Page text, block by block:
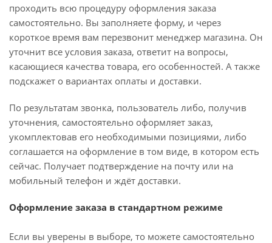
проходить всю процедуру оформления заказа
самостоятельно. Вы заполняете форму, и через
короткое время вам перезвонит менеджер магазина. Он
уточнит все условия заказа, ответит на вопросы,
касающиеся качества товара, его особенностей. А также
подскажет о вариантах оплаты и доставки.
По результатам звонка, пользователь либо, получив
уточнения, самостоятельно оформляет заказ,
укомплектовав его необходимыми позициями, либо
соглашается на оформление в том виде, в котором есть
сейчас. Получает подтверждение на почту или на
мобильный телефон и ждёт доставки.
Оформление заказа в стандартном режиме
Если вы уверены в выборе, то можете самостоятельно